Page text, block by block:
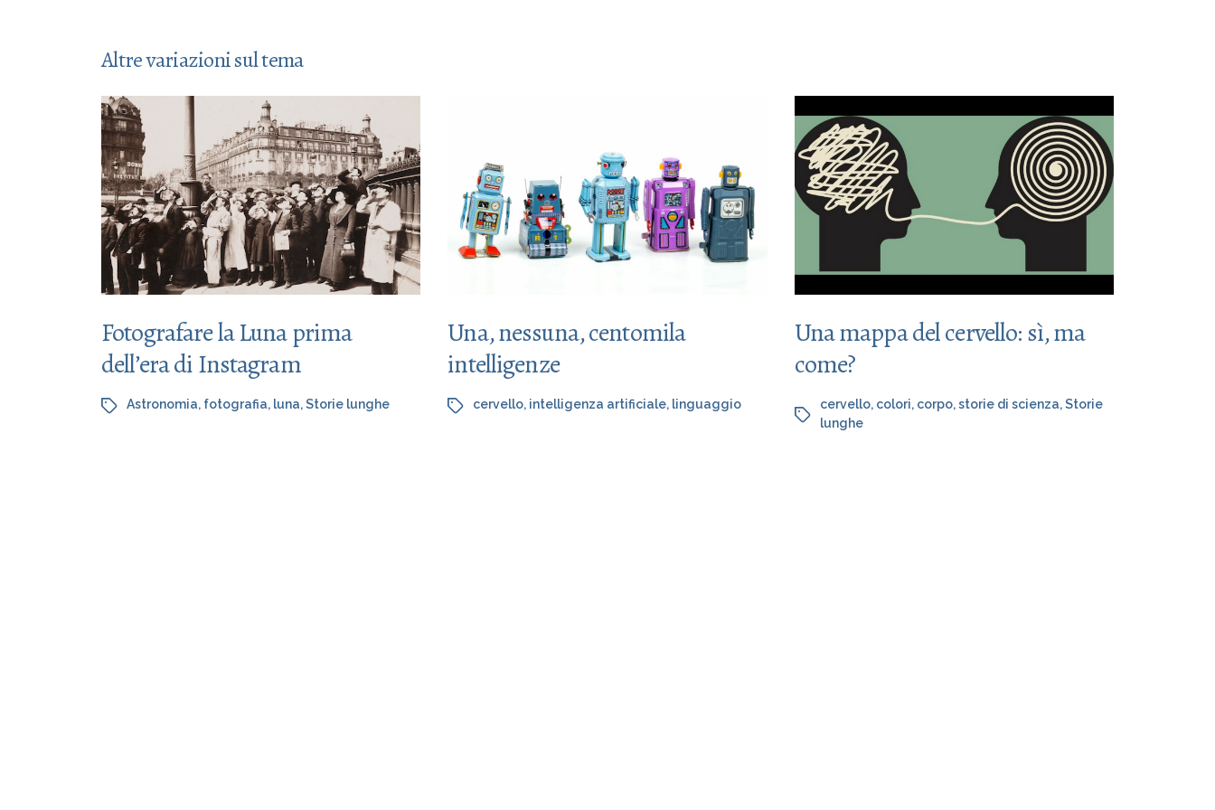
Altre variazioni sul tema
Fotografare la Luna prima
dell’era di Instagram
Astronomia, fotografia, luna,Storie lunghe
Una, nessuna, centomila
intelligenze
cervello, intelligenza artificiale, linguaggio
Una mappa del cervello: sì, ma
come?
cervello, colori, corpo,storie di scienza,Storie
lunghe